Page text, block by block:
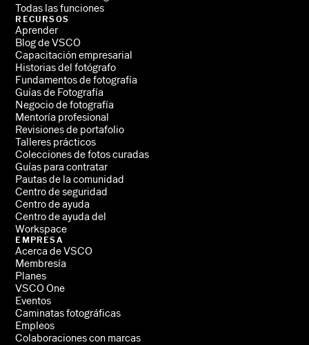
Todas las funciones
RECURSOS
Aprender
Blog de VSCO
Capacitación empresarial
Historias del fotógrafo
Fundamentos de fotografía
Guías de Fotografía
Negocio de fotografía
Mentoría profesional
Revisiones de portafolio
Talleres prácticos
Colecciones de fotos curadas
Guías para contratar
Pautas de la comunidad
Centro de seguridad
Centro de ayuda
Centro de ayuda del
Workspace
EMPRESA
Acerca de VSCO
Membresía
Planes
VSCO One
Eventos
Caminatas fotográficas
Empleos
Colaboraciones con marcas